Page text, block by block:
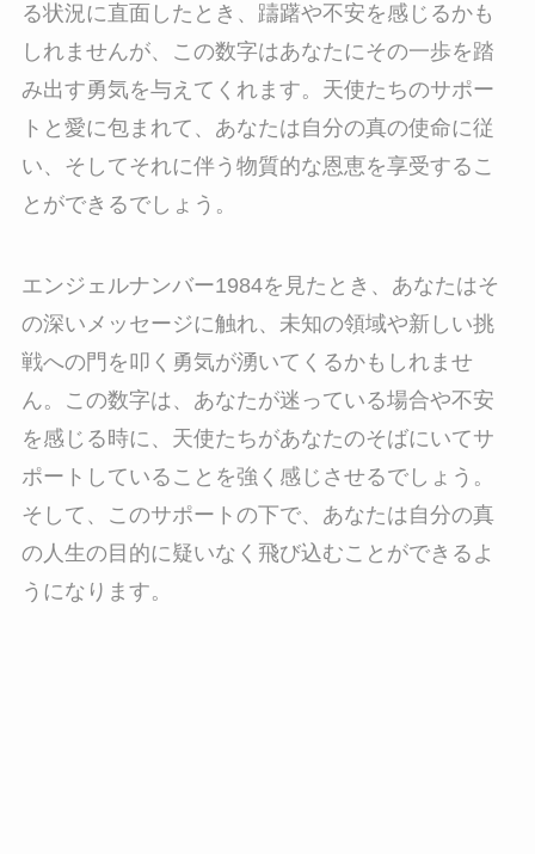
る状況に直面したとき、躊躇や不安を感じるかも
しれませんが、この数字はあなたにその一歩を踏
み出す勇気を与えてくれます。天使たちのサポー
トと愛に包まれて、あなたは自分の真の使命に従
い、そしてそれに伴う物質的な恩恵を享受するこ
とができるでしょう。
エンジェルナンバー1984を見たとき、あなたはそ
の深いメッセージに触れ、未知の領域や新しい挑
戦への門を叩く勇気が湧いてくるかもしれませ
ん。この数字は、あなたが迷っている場合や不安
を感じる時に、天使たちがあなたのそばにいてサ
ポートしていることを強く感じさせるでしょう。
そして、このサポートの下で、あなたは自分の真
の人生の目的に疑いなく飛び込むことができるよ
うになります。